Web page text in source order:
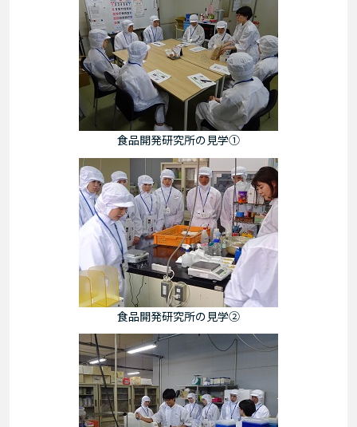
食品開発研究所の見学①
食品開発研究所の見学②